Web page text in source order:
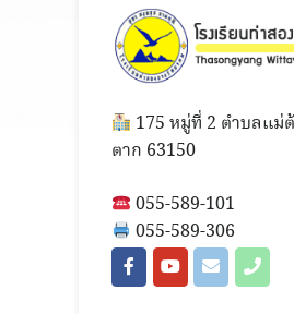
175 หมู่ที่ 2 ตำบลแม่
ตาก 63150
055-589-101
055-589-306